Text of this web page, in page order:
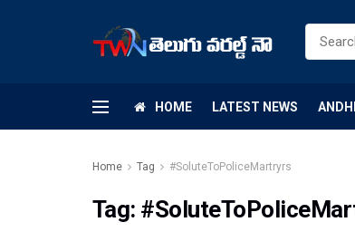
HOME LATEST NEWS
Home Tag #SoluteToPoliceMartryrs
Tag: